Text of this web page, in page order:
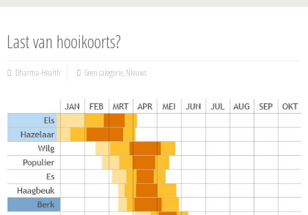
Last van hooikoorts?
Dharma-Health Geen categorie,Nieuws